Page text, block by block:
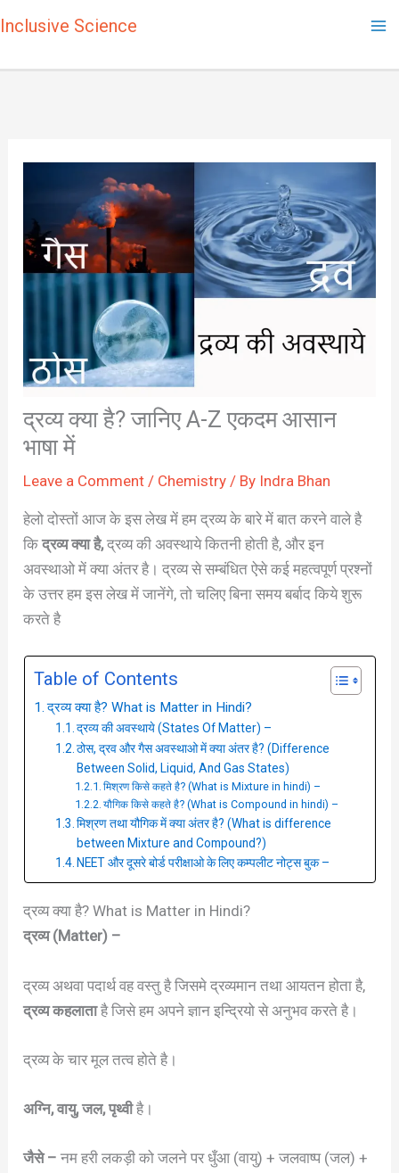
to
Inclusive Science
द्रव्य क्या है? जानिए A-Z एकदम आसान
भाषा में
Leave a Comment / Chemistry / By Indra Bhan
हेलो दोस्तों आज के इस लेख में हम द्रव्य के बारे में बात करने वाले है
किद्रव्य क्या है,द्रव्य की अवस्थाये कितनी होती है, और इन
अवस्थाओ में क्या अंतर है। द्रव्य से सम्बंधित ऐसे कई महत्वपूर्ण प्रश्नों
के उत्तर हम इस लेख में जानेंगे, तो चलिए बिना समय बर्बाद किये शुरू
करते है
Table of Contents
द्रव्य क्या है? What is Matter in Hindi?
द्रव्य की अवस्थाये (States Of Matter) –
ठोस, द्रव और गैस अवस्थाओ में क्या अंतर है? (Difference
Between Solid, Liquid, And Gas States)
मिश्रण किसे कहते है? (What is Mixture in hindi) –
यौगिक किसे कहते है? (What is Compound in hindi) –
मिश्रण तथा यौगिक में क्या अंतर है? (What is difference
between Mixture and Compound?)
NEET और दूसरे बोर्ड परीक्षाओ के लिए कम्पलीट नोट्स बुक –
द्रव्य क्या है? What is Matter in Hindi?
द्रव्य (Matter) –
द्रव्य अथवा पदार्थ वह वस्तु है जिसमे द्रव्यमान तथा आयतन होता है,
द्रव्य कहलाताहै जिसे हम अपने ज्ञान इन्द्रियो से अनुभव करते है।
द्रव्य के चार मूल तत्व होते है।
अग्नि, वायु, जल, पृथ्वीहै।
जैसे – नम हरी लकड़ी को जलने पर धुँआ (वायु) + जलवाष्प (जल) +